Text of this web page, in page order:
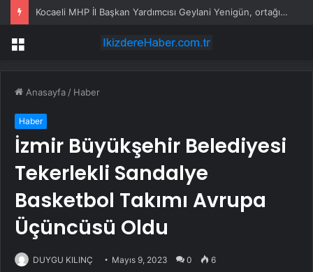
Kocaeli MHP İl Başkan Yardımcısı Geylani Yenigün, ortağı tarafından vurularak öldürüldü
Menü
Anasayfa / Haber
Haber
İzmir Büyükşehir Belediyesi
Tekerlekli Sandalye
Basketbol Takımı Avrupa
Üçüncüsü Oldu
DUYGU KILINÇ Mayıs 9, 2023 0 6